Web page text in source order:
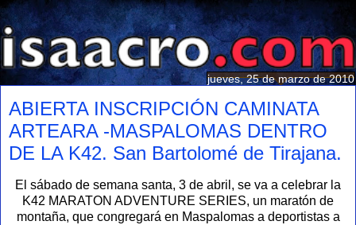
jueves, 25 de marzo de 2010
ABIERTA INSCRIPCIÓN CAMINATA
ARTEARA -MASPALOMAS DENTRO
DE LA K42. San Bartolomé de Tirajana.
El sábado de semana santa, 3 de abril, se va a celebrar la
K42 MARATON ADVENTURE SERIES, un maratón de
montaña, que congregará en Maspalomas a deportistas a